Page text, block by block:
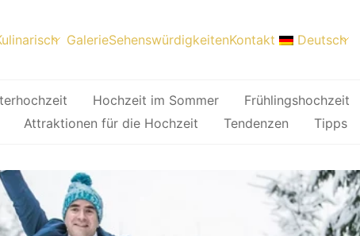
GalerieSehenswürdigkeitenKontakt Deutsch
Hochzeit im Sommer Frühlingshochzeit
Attraktionen für die Hochzeit Tendenzen Tipps